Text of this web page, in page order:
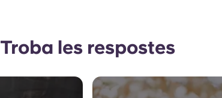
Troba les respostes